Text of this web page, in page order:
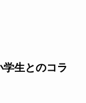
学生とのコラ